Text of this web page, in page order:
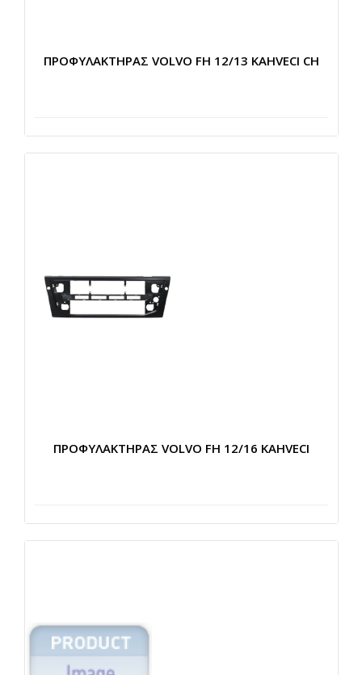
ΠΡΟΦΥΛΑΚΤΗΡΑΣ VOLVO FH 12/13 KAHVECI CH
ΠΡΟΦΥΛΑΚΤΗΡΑΣ VOLVO FH 12/16 KAHVECI